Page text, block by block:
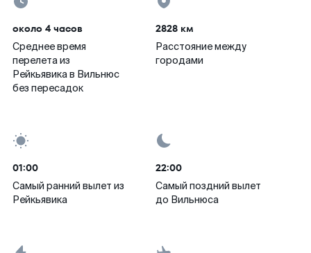
около 4 часов
Среднее время
перелета из
Рейкьявика в Вильнюс
без пересадок
2828 км
Расстояние между
городами
01:00
Самый ранний вылет из
Рейкьявика
22:00
Самый поздний вылет
до Вильнюса